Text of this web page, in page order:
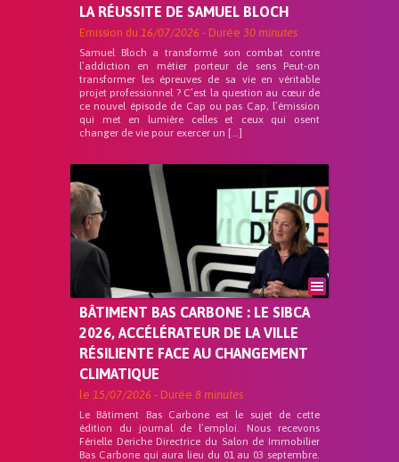
LA RÉUSSITE DE SAMUEL BLOCH
Emission du 16/07/2026 - Durée 30 minutes
Samuel Bloch a transformé son combat contre
l’addiction en métier porteur de sens Peut-on
transformer les épreuves de sa vie en véritable
projet professionnel ? C’est la question au cœur de
ce nouvel épisode de Cap ou pas Cap, l’émission
qui met en lumière celles et ceux qui osent
changer de vie pour exercer un […]
BÂTIMENT BAS CARBONE : LE SIBCA
2026, ACCÉLÉRATEUR DE LA VILLE
RÉSILIENTE FACE AU CHANGEMENT
CLIMATIQUE
le 15/07/2026 - Durée 8 minutes
Le Bâtiment Bas Carbone est le sujet de cette
édition du journal de l’emploi. Nous recevons
Férielle Deriche Directrice du Salon de Immobilier
Bas Carbone qui aura lieu du 01 au 03 septembre.